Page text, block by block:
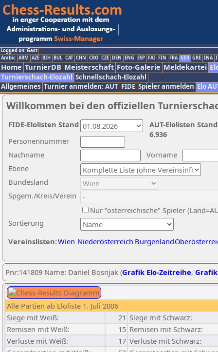
Logged on: Gast
Arabic ARM AZE BIH BUL CAT CHN CRO CZE DEN ENG ESP FAI FIN FRA GER GRE INA
Home TurnierDB Meisterschaft Foto-Galerie Meldekartei
Turnierschach-Elozahl Schnellschach-Elozahl
Allgemeines Turnier anmelden: AUT FIDE Spieler anmelden Elo
Willkommen bei den offiziellen
Nachname
Vorname
Ebene
Sortierung
Personennummer
Bundesland
Spgem./Kreis/Verein
Nur "österreichische" Spieler
Vereinslisten:Wien Niederösterreich Burgenland
AUT-Elolisten
6.936
FIDE-Elolisten Stand
Pnr:141809 Name: Daniel Bosnjak (Grafik Elo-Zeitreihe,
Alle Partien ab Eloliste 1. Juli 2006
Siege mit Weiß:
21 Siege mit Schwarz:
Remisen mit Weiß:
15 Remisen mit Schwarz:
Verluste mit Weiß:
17 Verluste mit Schwarz: